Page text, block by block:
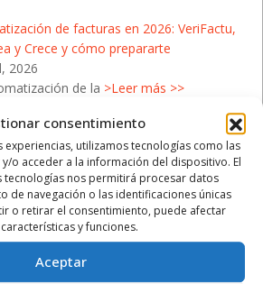
consentimiento
experiencias, utilizamos tecnologías como las
o acceder a la información del dispositivo. El
tecnologías nos permitirá procesar datos
de navegación o las identificaciones únicas
o retirar el consentimiento, puede afectar
y funciones.
Aceptar
de facturas en 2026: VeriFactu,
y Crece y cómo prepararte
2026
de la >Leer más >>
de la Renta 2026: Cómo protegerte de
de Hacienda
2026
de la Campaña de la>Leer más >>